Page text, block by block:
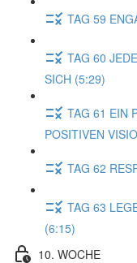
TAG 59
TAG 60
SICH (5:29)
TAG 61 EIN
POSITIVEN
TAG 62
TAG 63
(6:15)
10. WOCHE